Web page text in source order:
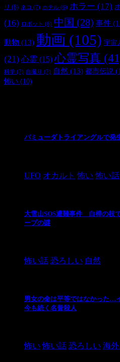
リ (8) ネコ (7) ホテル (6) ホラー (17)
(16)
ロボット (6) 中国 (28) 事件
動物 (13) 動画 (105) 宇宙
(21) 心霊 (15) 心霊写真
科学 (7) 自撮り (7) 自然 (13) 都市伝説
怖い (10)
バミューダトライアングルで発
UFO オカルト 怖い 怖い話
大雪山SOS遭難事件 白樺の枝
ープの謎
怖い話 恐ろしい 自然
男女の命は平等ではなかった…
今も続く名誉殺人
怖い 怖い話 恐ろしい 海